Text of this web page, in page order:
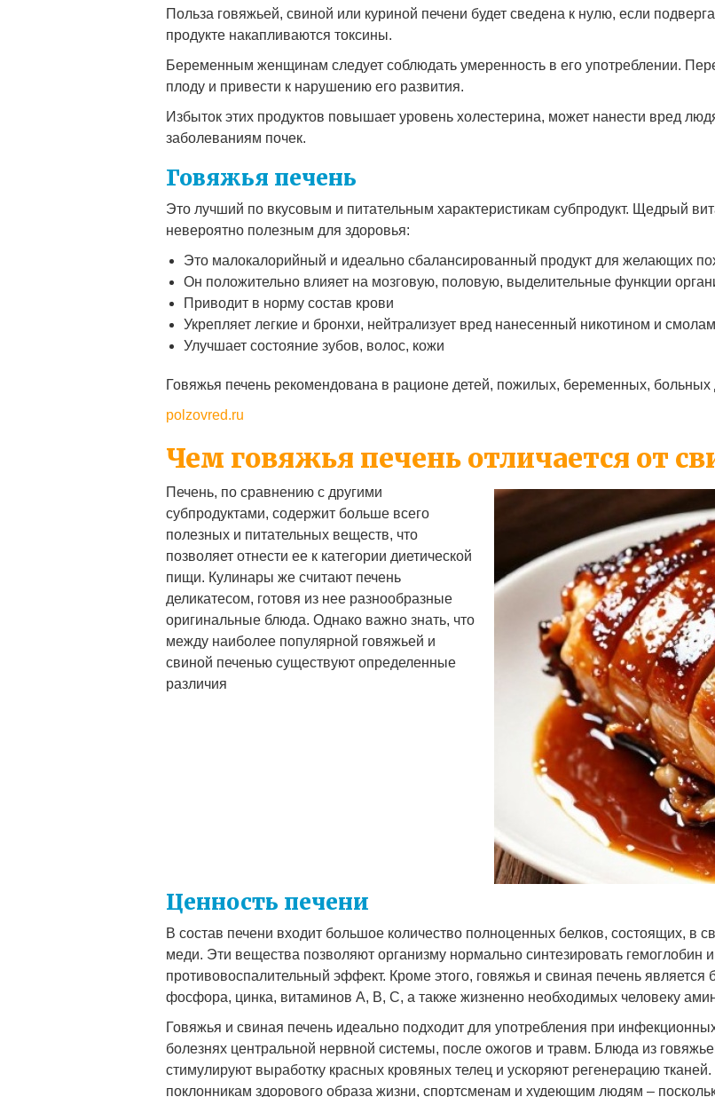
Польза говяжьей, свиной или куриной печени будет сведена к нулю, если
продукте накапливаются токсины.
Беременным женщинам следует соблюдать умеренность в его употреблении.
плоду и привести к нарушению его развития.
Избыток этих продуктов повышает уровень холестерина, может нанести вред
заболеваниям почек.
Говяжья печень
Это лучший по вкусовым и питательным характеристикам субпродукт. Щедрый
невероятно полезным для здоровья:
Это малокалорийный и идеально сбалансированный продукт для желающих
Он положительно влияет на мозговую, половую, выделительные функции
Приводит в норму состав крови
Укрепляет легкие и бронхи, нейтрализует вред нанесенный никотином и
Улучшает состояние зубов, волос, кожи
Говяжья печень рекомендована в рационе детей, пожилых, беременных,
polzovred.ru
Чем говяжья печень отличается от
Печень, по сравнению с другими
субпродуктами, содержит больше всего
полезных и питательных веществ, что
позволяет отнести ее к категории диетической
пищи. Кулинары же считают печень
деликатесом, готовя из нее разнообразные
оригинальные блюда. Однако важно знать, что
между наиболее популярной говяжьей и
свиной печенью существуют определенные
различия
Ценность печени
В состав печени входит большое количество полноценных белков, состоящих, в
меди. Эти вещества позволяют организму нормально синтезировать гемоглобин
противовоспалительный эффект. Кроме этого, говяжья и свиная печень является
фосфора, цинка, витаминов А, В, С, а также жизненно необходимых человеку
Говяжья и свиная печень идеально подходит для употребления при
болезнях центральной нервной системы, после ожогов и травм. Блюда из
стимулируют выработку красных кровяных телец и ускоряют регенерацию
поклонникам здорового образа жизни, спортсменам и худеющим людям –